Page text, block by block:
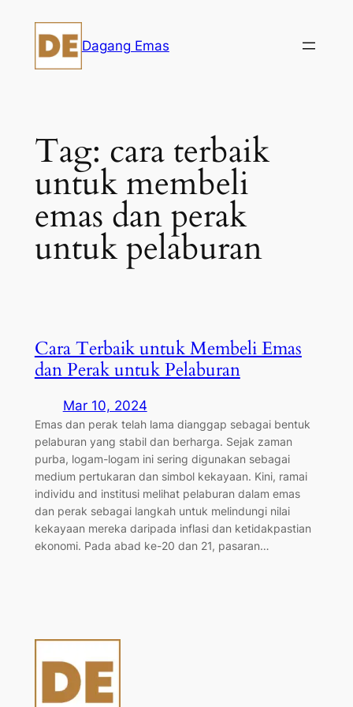
content
Dagang Emas
Tag: cara terbaik
untuk membeli
emas dan perak
untuk pelaburan
Cara Terbaik untuk Membeli Emas
dan Perak untuk Pelaburan
Mar 10, 2024
Emas dan perak telah lama dianggap sebagai bentuk
pelaburan yang stabil dan berharga. Sejak zaman
purba, logam-logam ini sering digunakan sebagai
medium pertukaran dan simbol kekayaan. Kini, ramai
individu and institusi melihat pelaburan dalam emas
dan perak sebagai langkah untuk melindungi nilai
kekayaan mereka daripada inflasi dan ketidakpastian
ekonomi. Pada abad ke-20 dan 21, pasaran…